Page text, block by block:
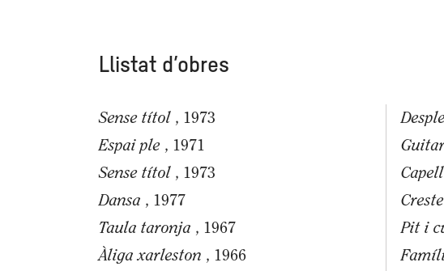
Llistat d’obres
Sense títol , 1973
Espai ple , 1971
Sense títol , 1973
Dansa , 1977
Taula taronja , 1967
Àliga xarleston , 1966
Capell
Pit i